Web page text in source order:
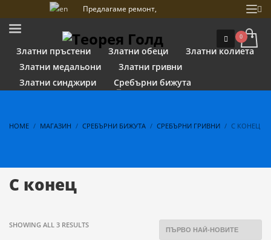
Предлагаме ремонт,
бижута
Златни пръстени Златни обеци
Златни колиета
Златни медальони
Златни гривни
Златни синджири
Сребърни бижута
HOME МАГАЗИН СРЕБЪРНИ БИЖУТА СРЕБЪРНИ ГРИВНИ С КОНЕЦ
С конец
SHOWING ALL 3 RESULTSSORTED